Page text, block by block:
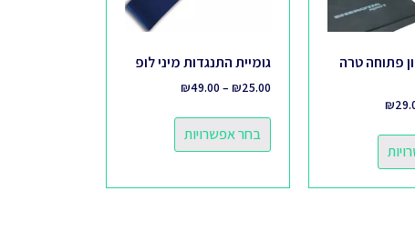
פתוחה טרה
₪
גומיית התנגדות מיני לופ
₪25.00
–
₪49.00
בחר אפשרויות